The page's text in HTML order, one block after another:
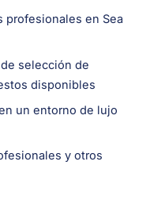
profesionales en Sea
selección de
disponibles
un entorno de lujo
y otros